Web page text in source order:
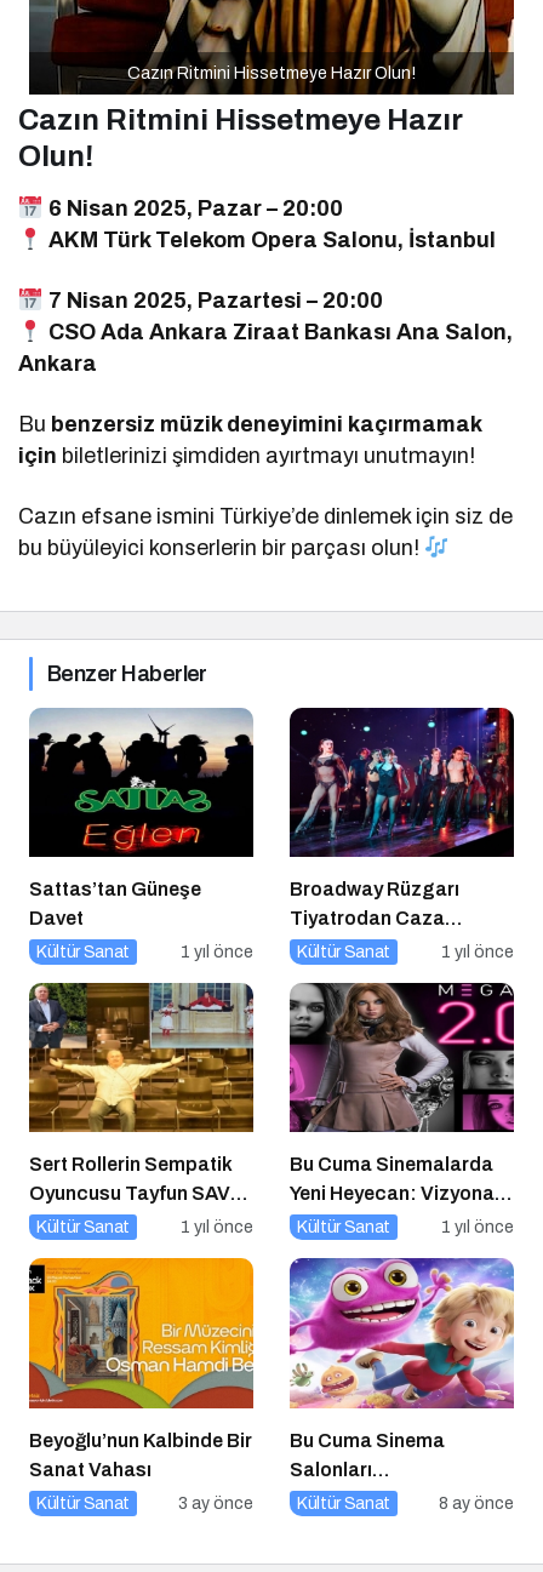
Cazın Ritmini Hissetmeye Hazır Olun!
Cazın Ritmini Hissetmeye Hazır
Olun!
6 Nisan 2025, Pazar – 20:00
AKM Türk Telekom Opera Salonu, İstanbul
7 Nisan 2025, Pazartesi – 20:00
CSO Ada Ankara Ziraat Bankası Ana Salon,
Ankara
Bu benzersiz müzik deneyimini kaçırmamak
için biletlerinizi şimdiden ayırtmayı unutmayın!
Cazın efsane ismini Türkiye’de dinlemek için siz de
bu büyüleyici konserlerin bir parçası olun!
Benzer Haberler
Sattas’tan Güneşe
Davet
Kültür Sanat 1 yıl önce
Broadway Rüzgarı
Tiyatrodan Caza
Dopdolu Bir Program
Kültür Sanat 1 yıl önce
Sert Rollerin Sempatik
Oyuncusu Tayfun SAV
ile Söyleşi
Kültür Sanat 1 yıl önce
Bu Cuma Sinemalarda
Yeni Heyecan: Vizyona
Girecek Filmler Belli
Kültür Sanat 1 yıl önce
Beyoğlu’nun Kalbinde Bir
Sanat Vahası
Kültür Sanat 3 ay önce
Bu Cuma Sinema
Salonları
Hareketleniyor: 26 Aralık
Kültür Sanat 8 ay önce